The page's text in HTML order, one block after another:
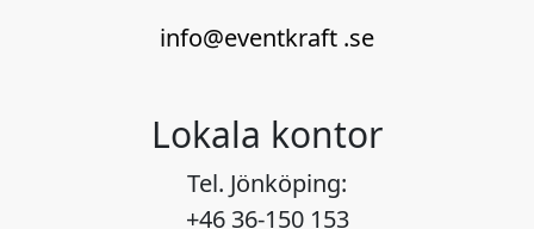
info@eventkraft .se
Lokala kontor
Tel. Jönköping:
+46 36-150 153